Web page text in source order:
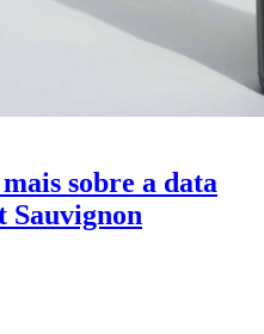
sobre a data
Sauvignon